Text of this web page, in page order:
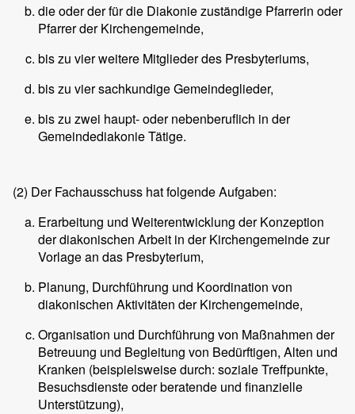
die oder der für die Diakonie zuständige Pfarrerin oder
Pfarrer der Kirchengemeinde,
bis zu vier weitere Mitglieder des Presbyteriums,
bis zu vier sachkundige Gemeindeglieder,
bis zu zwei haupt- oder nebenberuflich in der
Gemeindediakonie Tätige.
(2) Der Fachausschuss hat folgende Aufgaben:
Erarbeitung und Weiterentwicklung der Konzeption
der diakonischen Arbeit in der Kirchengemeinde zur
Vorlage an das Presbyterium,
Planung, Durchführung und Koordination von
diakonischen Aktivitäten der Kirchengemeinde,
Organisation und Durchführung von Maßnahmen der
Betreuung und Begleitung von Bedürftigen, Alten und
Kranken (beispielsweise durch: soziale Treffpunkte,
Besuchsdienste oder beratende und finanzielle
Unterstützung),